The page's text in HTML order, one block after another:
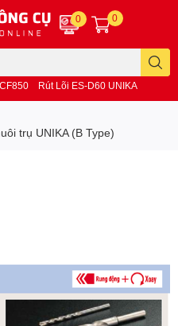
Rút Lõi ES-D60 UNIKA
0 0
trụ UNIKA (B Type)